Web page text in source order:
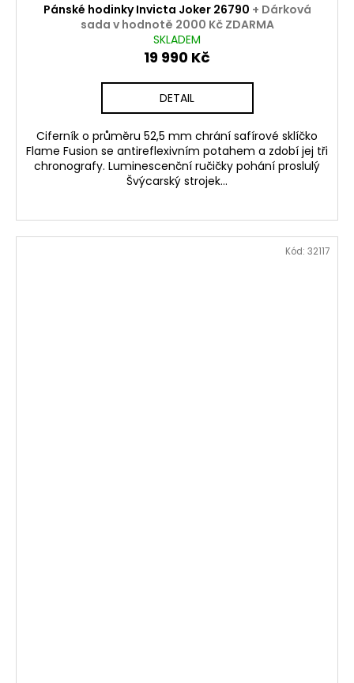
Pánské hodinky Invicta Joker 26790 + Dárková
sada v hodnotě 2000 Kč ZDARMA
SKLADEM
19 990 Kč
DETAIL
Ciferník o průměru 52,5 mm chrání safírové sklíčko
Flame Fusion se antireflexivním potahem a zdobí jej tři
chronografy. Luminescenční ručičky pohání proslulý
Švýcarský strojek...
Kód: 32117